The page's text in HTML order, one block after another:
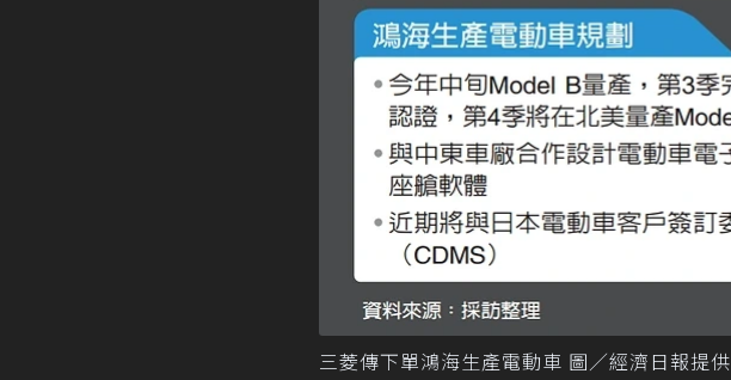
三菱傳下單鴻海生產電動車 圖／經濟日報提供